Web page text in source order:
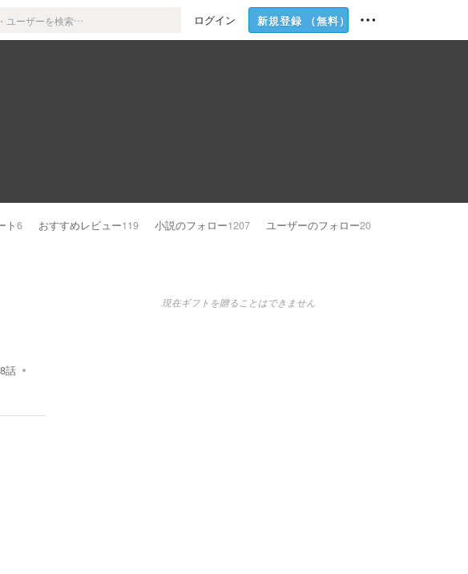
ログイン 新規登録 （無料）
ト6 おすすめレビュー119 小説のフォロー1207 ユーザーのフォロー20
8話
現在ギフトを贈ることはできません